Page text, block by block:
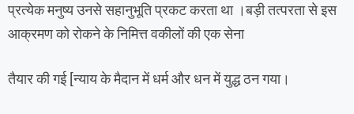
प्रत्येक मनुष्य उनसे सहानुभूति प्रकट करता था ।बड़ी तत्परता से इस
आक्रमण को रोकने के निमित्त वकीलों की एक सेना
तैयार की गई [न्याय के मैदान में धर्म और धन में युद्ध ठन गया।